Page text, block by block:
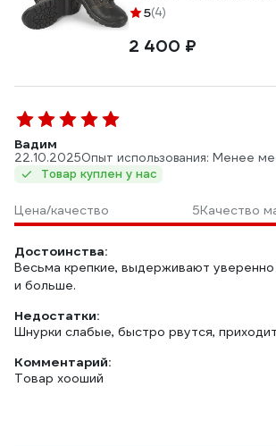
5(4)
2 400 ₽
Вадим
22.10.2025Опыт использования: Менее
Товар куплен у нас
Цена/качество 5Качество
Достоинства:
Весьма крепкие, выдерживают
и больше.
Недостатки:
Шнурки слабые, быстро рвутся,
Комментарий:
Товар хооший